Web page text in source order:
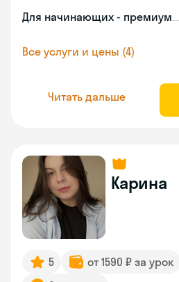
Для начинающих - премиум
Все услуги и цены (4)
Читать дальше
Карина
5 от 1590 ₽ за урок